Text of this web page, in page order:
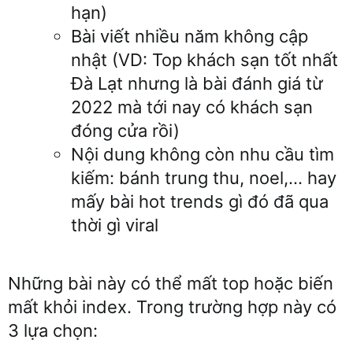
hạn)
Bài viết nhiều năm không cập
nhật (VD: Top khách sạn tốt nhất
Đà Lạt nhưng là bài đánh giá từ
2022 mà tới nay có khách sạn
đóng cửa rồi)
Nội dung không còn nhu cầu tìm
kiếm: bánh trung thu, noel,... hay
mấy bài hot trends gì đó đã qua
thời gì viral
Những bài này có thể mất top hoặc biến
mất khỏi index. Trong trường hợp này có
3 lựa chọn: